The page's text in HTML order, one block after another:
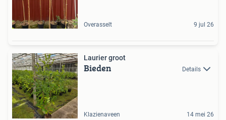
Overasselt 9 jul 26
Laurier groot
Bieden Details
Klazienaveen 14 mei 26